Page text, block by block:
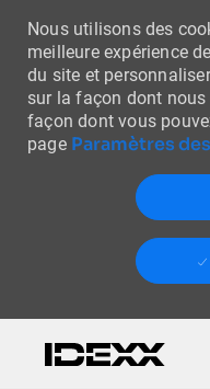
Nous utilisons des
meilleure expérience
du site et
sur la façon dont
façon dont vous
page Paramètres